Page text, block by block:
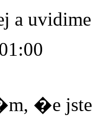
a uvidime
�e